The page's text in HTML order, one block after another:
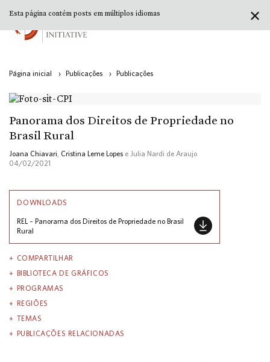
Página inicial › Publicações › Publicações
Panorama dos Direitos de Propriedade no
Brasil Rural
Joana Chiavari Cristina Leme Lopes e Julia Nardi de Araujo
04/02/2021
DOWNLOADS
REL – Panorama dos Direitos de Propriedade no Brasil
Rural
COMPARTILHAR
BIBLIOTECA DE GRÁFICOS
PROGRAMAS
REGIÕES
TEMAS
PUBLICAÇÕES RELACIONADAS
✕
Esta página contém posts em múltiplos idiomas